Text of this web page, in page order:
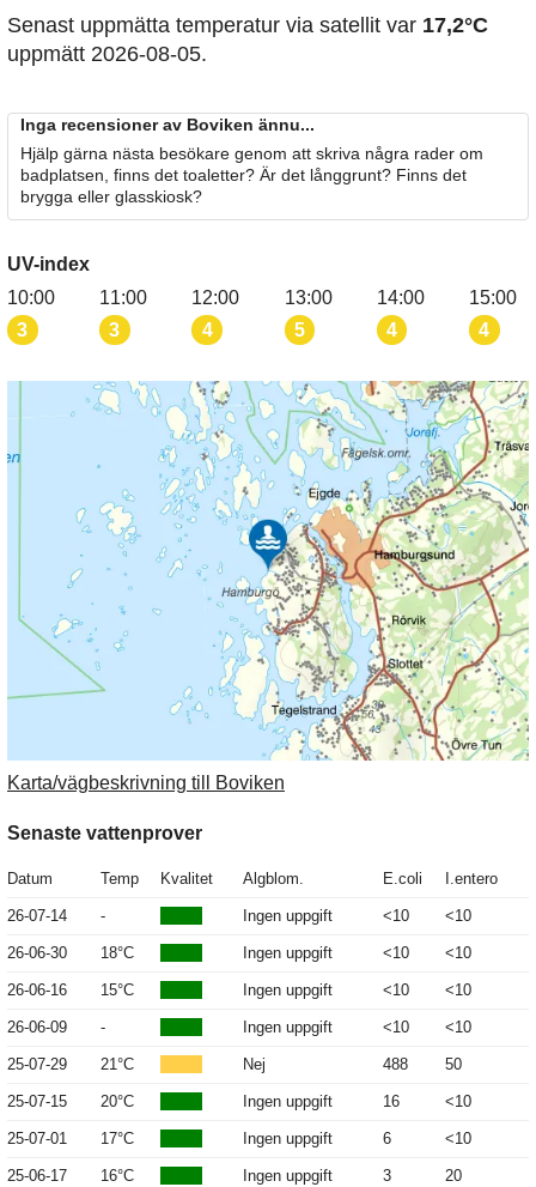
Senast uppmätta temperatur via satellit var 17,2°C
uppmätt 2026-08-05.
Inga recensioner av Boviken ännu...
Hjälp gärna nästa besökare genom att skriva några rader om
badplatsen, finns det toaletter? Är det långgrunt? Finns det
brygga eller glasskiosk?
UV-index
10:00
3
11:00
3
12:00
4
13:00
5
14:00
4
15:00
4
Karta/vägbeskrivning till Boviken
Senaste vattenprover
Datum Temp Kvalitet Algblom. E.coli I.entero
26-07-14 - Ingen uppgift <10 <10
26-06-30 18°C Ingen uppgift <10 <10
26-06-16 15°C Ingen uppgift <10 <10
26-06-09 - Ingen uppgift <10 <10
25-07-29 21°C Nej 488 50
25-07-15 20°C Ingen uppgift 16 <10
25-07-01 17°C Ingen uppgift 6 <10
25-06-17 16°C Ingen uppgift 3 20